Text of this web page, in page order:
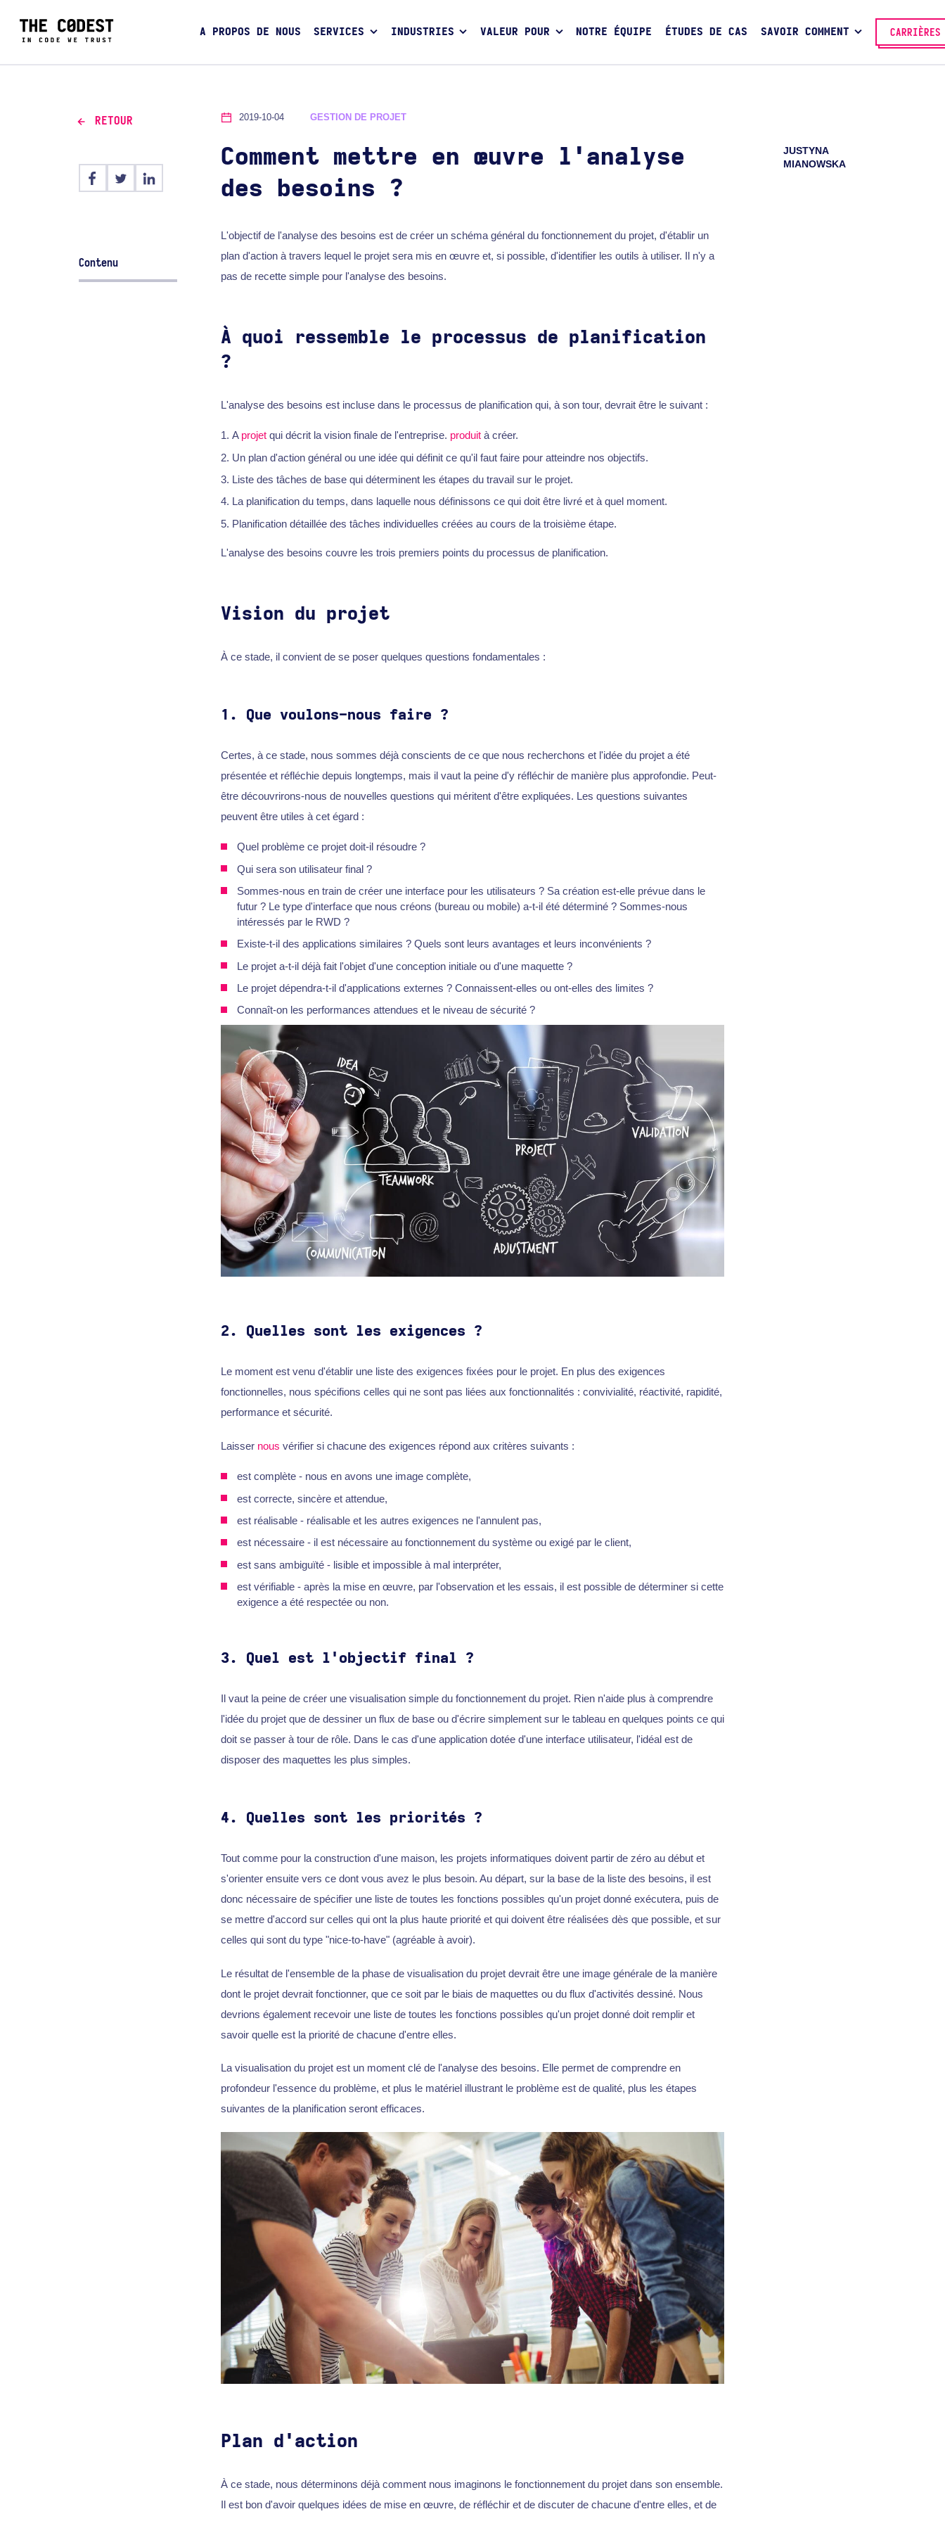
A PROPOS DE NOUS SERVICES INDUSTRIES VALEUR POUR NOTRE ÉQUIPE ÉTUDES DE CAS SAVOIR COMMENT CARRIÈRES
RETOUR
Contenu
2019-10-04 GESTION DE PROJET
Comment mettre en œuvre l'analyse
des besoins ?
JUSTYNA
MIANOWSKA
L'objectif de l'analyse des besoins est de créer un schéma général du fonctionnement du projet, d'établir un
plan d'action à travers lequel le projet sera mis en œuvre et, si possible, d'identifier les outils à utiliser. Il n'y a
pas de recette simple pour l'analyse des besoins.
À quoi ressemble le processus de planification
?
L'analyse des besoins est incluse dans le processus de planification qui, à son tour, devrait être le suivant :
A projetqui décrit la vision finale de l'entreprise. produità créer.
Un plan d'action général ou une idée qui définit ce qu'il faut faire pour atteindre nos objectifs.
Liste des tâches de base qui déterminent les étapes du travail sur le projet.
La planification du temps, dans laquelle nous définissons ce qui doit être livré et à quel moment.
Planification détaillée des tâches individuelles créées au cours de la troisième étape.
L'analyse des besoins couvre les trois premiers points du processus de planification.
Vision du projet
À ce stade, il convient de se poser quelques questions fondamentales :
1. Que voulons-nous faire ?
Certes, à ce stade, nous sommes déjà conscients de ce que nous recherchons et l'idée du projet a été
présentée et réfléchie depuis longtemps, mais il vaut la peine d'y réfléchir de manière plus approfondie. Peut-
être découvrirons-nous de nouvelles questions qui méritent d'être expliquées. Les questions suivantes
peuvent être utiles à cet égard :
Quel problème ce projet doit-il résoudre ?
Qui sera son utilisateur final ?
Sommes-nous en train de créer une interface pour les utilisateurs ? Sa création est-elle prévue dans le
futur ? Le type d'interface que nous créons (bureau ou mobile) a-t-il été déterminé ? Sommes-nous
intéressés par le RWD ?
Existe-t-il des applications similaires ? Quels sont leurs avantages et leurs inconvénients ?
Le projet a-t-il déjà fait l'objet d'une conception initiale ou d'une maquette ?
Le projet dépendra-t-il d'applications externes ? Connaissent-elles ou ont-elles des limites ?
Connaît-on les performances attendues et le niveau de sécurité ?
2. Quelles sont les exigences ?
Le moment est venu d'établir une liste des exigences fixées pour le projet. En plus des exigences
fonctionnelles, nous spécifions celles qui ne sont pas liées aux fonctionnalités : convivialité, réactivité, rapidité,
performance et sécurité.
Laisser nous vérifier si chacune des exigences répond aux critères suivants :
est complète - nous en avons une image complète,
est correcte, sincère et attendue,
est réalisable - réalisable et les autres exigences ne l'annulent pas,
est nécessaire - il est nécessaire au fonctionnement du système ou exigé par le client,
est sans ambiguïté - lisible et impossible à mal interpréter,
est vérifiable - après la mise en œuvre, par l'observation et les essais, il est possible de déterminer si cette
exigence a été respectée ou non.
3. Quel est l'objectif final ?
Il vaut la peine de créer une visualisation simple du fonctionnement du projet. Rien n'aide plus à comprendre
l'idée du projet que de dessiner un flux de base ou d'écrire simplement sur le tableau en quelques points ce qui
doit se passer à tour de rôle. Dans le cas d'une application dotée d'une interface utilisateur, l'idéal est de
disposer des maquettes les plus simples.
4. Quelles sont les priorités ?
Tout comme pour la construction d'une maison, les projets informatiques doivent partir de zéro au début et
s'orienter ensuite vers ce dont vous avez le plus besoin. Au départ, sur la base de la liste des besoins, il est
donc nécessaire de spécifier une liste de toutes les fonctions possibles qu'un projet donné exécutera, puis de
se mettre d'accord sur celles qui ont la plus haute priorité et qui doivent être réalisées dès que possible, et sur
celles qui sont du type "nice-to-have" (agréable à avoir).
Le résultat de l'ensemble de la phase de visualisation du projet devrait être une image générale de la manière
dont le projet devrait fonctionner, que ce soit par le biais de maquettes ou du flux d'activités dessiné. Nous
devrions également recevoir une liste de toutes les fonctions possibles qu'un projet donné doit remplir et
savoir quelle est la priorité de chacune d'entre elles.
La visualisation du projet est un moment clé de l'analyse des besoins. Elle permet de comprendre en
profondeur l'essence du problème, et plus le matériel illustrant le problème est de qualité, plus les étapes
suivantes de la planification seront efficaces.
Plan d'action
À ce stade, nous déterminons déjà comment nous imaginons le fonctionnement du projet dans son ensemble.
Il est bon d'avoir quelques idées de mise en œuvre, de réfléchir et de discuter de chacune d'entre elles, et de